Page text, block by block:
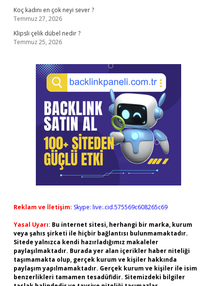
Koç kadını en çok neyi sever ?
Temmuz 27, 2026
Klipsli çelik dübel nedir ?
Temmuz 25, 2026
Reklam ve İletişim: Skype: live:.cid.575569c608265c69
Yasal Uyarı: Bu internet sitesi, herhangi bir marka, kurum
veya şahıs şirketi ile hiçbir bağlantısı bulunmamaktadır.
Sitede yalnızca kendi hazırladığımız makaleler
paylaşılmaktadır. Burada yer alan içerikler haber niteliği
taşımamakta olup, gerçek kurum ve kişiler hakkında
paylaşım yapılmamaktadır. Gerçek kurum ve kişiler ile isim
benzerlikleri tamamen tesadüfidir. Sitemizdeki bilgiler